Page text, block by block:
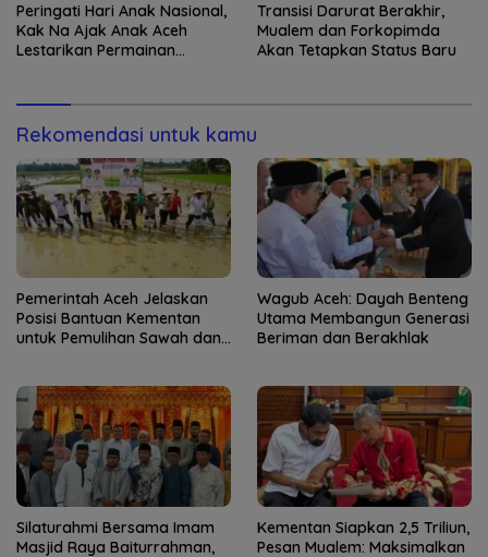
Peringati Hari Anak Nasional,
Kak Na Ajak Anak Aceh
Lestarikan Permainan
Transisi Darurat Berakhir,
Mualem dan Forkopimda
Akan Tetapkan Status Baru
Rekomendasi untuk kamu
Pemerintah Aceh Jelaskan
Posisi Bantuan Kementan
untuk Pemulihan Sawah dan
Wagub Aceh: Dayah Benteng
Utama Membangun Generasi
Beriman dan Berakhlak
Silaturahmi Bersama Imam
Masjid Raya Baiturrahman,
Kementan Siapkan 2,5 Triliun,
Pesan Mualem: Maksimalkan